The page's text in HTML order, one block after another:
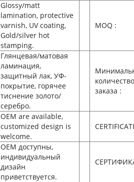
Glossy/matt
lamination, protective
varnish, UV coating,
Gold/silver hot
stamping.
MOQ :
Глянцевая/матовая
ламинация,
защитный лак, УФ-
покрытие, горячее
тиснение золото/
серебро.
количество
заказа :
OEM are available,
customized design is
welcome.
OEM доступны,
индивидуальный
дизайн
приветствуется.